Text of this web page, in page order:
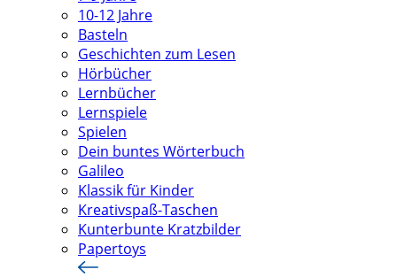
10-12 Jahre
Basteln
Geschichten zum Lesen
Hörbücher
Lernbücher
Lernspiele
Spielen
Dein buntes Wörterbuch
Galileo
Klassik für Kinder
Kreativspaß-Taschen
Kunterbunte Kratzbilder
Papertoys